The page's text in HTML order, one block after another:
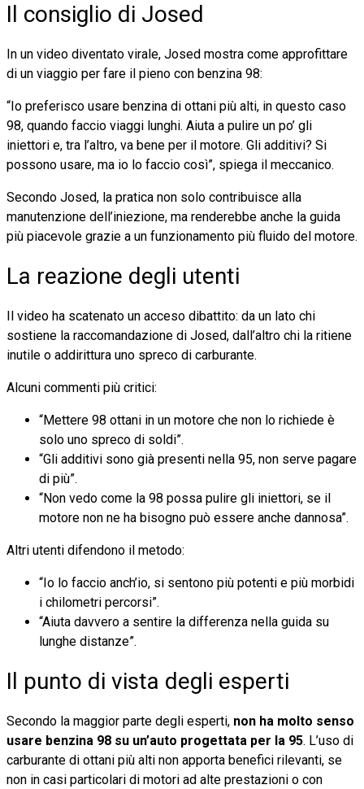
Il consiglio di Josed
In un video diventato virale, Josed mostra come approfittare
di un viaggio per fare il pieno con benzina 98:
“Io preferisco usare benzina di ottani più alti, in questo caso
98, quando faccio viaggi lunghi. Aiuta a pulire un po’ gli
iniettori e, tra l’altro, va bene per il motore. Gli additivi? Si
possono usare, ma io lo faccio così”, spiega il meccanico.
Secondo Josed, la pratica non solo contribuisce alla
manutenzione dell’iniezione, ma renderebbe anche la guida
più piacevole grazie a un funzionamento più fluido del motore.
La reazione degli utenti
Il video ha scatenato un acceso dibattito: da un lato chi
sostiene la raccomandazione di Josed, dall’altro chi la ritiene
inutile o addirittura uno spreco di carburante.
Alcuni commenti più critici:
“Mettere 98 ottani in un motore che non lo richiede è
solo uno spreco di soldi”.
“Gli additivi sono già presenti nella 95, non serve pagare
di più”.
“Non vedo come la 98 possa pulire gli iniettori, se il
motore non ne ha bisogno può essere anche dannosa”.
Altri utenti difendono il metodo:
“Io lo faccio anch’io, si sentono più potenti e più morbidi
i chilometri percorsi”.
“Aiuta davvero a sentire la differenza nella guida su
lunghe distanze”.
Il punto di vista degli esperti
Secondo la maggior parte degli esperti, non ha molto senso
usare benzina 98 su un’auto progettata per la 95. L’uso di
carburante di ottani più alti non apporta benefici rilevanti, se
non in casi particolari di motori ad alte prestazioni o con